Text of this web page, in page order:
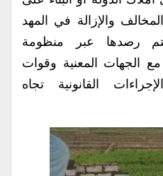
والإزالة في المهد
رصدها عبر منظومة
مع الجهات المعنية وقوات
القانونية تجاه